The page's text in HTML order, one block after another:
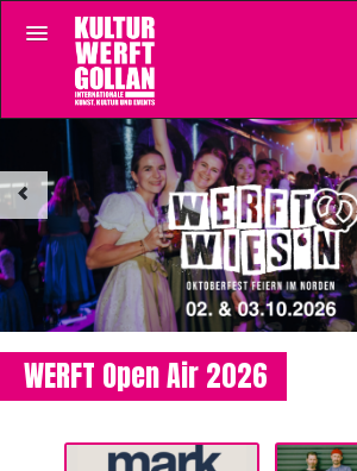
Eventkalender
Startseite
Gutscheine
Kundenkonto
WERFT Open Air 2026